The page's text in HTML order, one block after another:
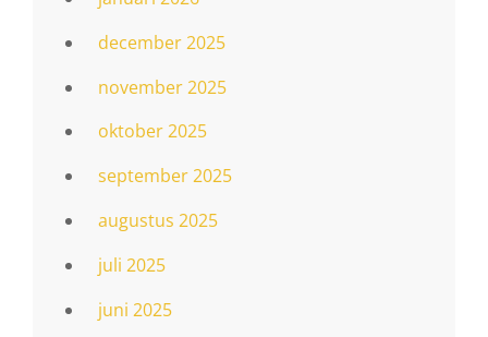
december 2025
november 2025
oktober 2025
september 2025
augustus 2025
juli 2025
juni 2025